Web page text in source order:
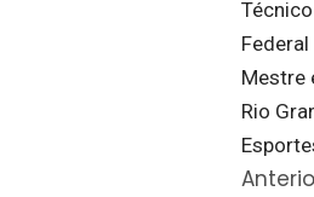
Mestre
Rio